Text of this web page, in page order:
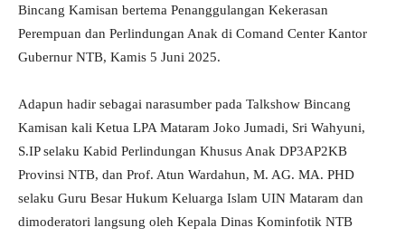
Bincang Kamisan bertema Penanggulangan Kekerasan
Perempuan dan Perlindungan Anak di Comand Center Kantor
Gubernur NTB, Kamis 5 Juni 2025.
Adapun hadir sebagai narasumber pada Talkshow Bincang
Kamisan kali Ketua LPA Mataram Joko Jumadi, Sri Wahyuni,
S.IP selaku Kabid Perlindungan Khusus Anak DP3AP2KB
Provinsi NTB, dan Prof. Atun Wardahun, M. AG. MA. PHD
selaku Guru Besar Hukum Keluarga Islam UIN Mataram dan
dimoderatori langsung oleh Kepala Dinas Kominfotik NTB